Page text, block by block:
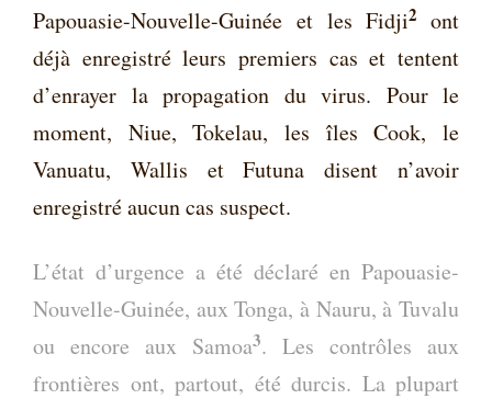
Papouasie-Nouvelle-Guinée et les Fidji2 ont
déjà enregistré leurs premiers cas et tentent
d’enrayer la propagation du virus. Pour le
moment, Niue, Tokelau, les îles Cook, le
Vanuatu, Wallis et Futuna disent n’avoir
enregistré aucun cas suspect.
L’état d’urgence a été déclaré en Papouasie-
Nouvelle-Guinée, aux Tonga, à Nauru, à Tuvalu
ou encore aux Samoa3. Les contrôles aux
frontières ont, partout, été durcis. La plupart